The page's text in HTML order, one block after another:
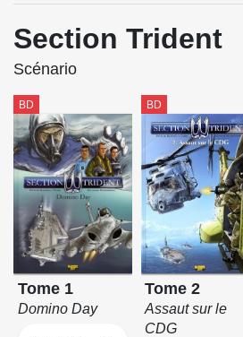
Section Trident
Scénario
BD
Tome 1
Domino Day
BD
Tome 2
Assaut sur le
CDG